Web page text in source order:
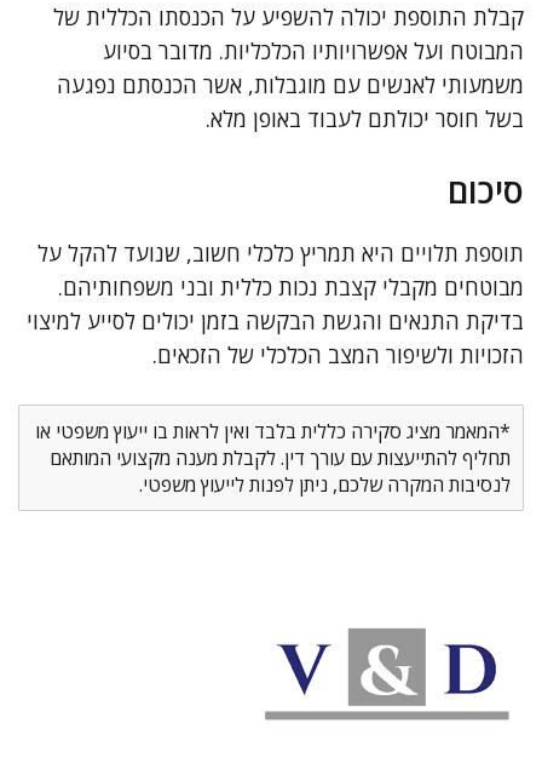
קבלת התוספת יכולה להשפיע על הכנסתו הכללית של
המבוטח ועל אפשרויותיו הכלכליות. מדובר בסיוע
משמעותי לאנשים עם מוגבלות, אשר הכנסתם נפגעה
בשל חוסר יכולתם לעבוד באופן מלא.
סיכום
תוספת תלויים היא תמריץ כלכלי חשוב, שנועד להקל על
מבוטחים מקבלי קצבת נכות כללית ובני משפחותיהם.
בדיקת התנאים והגשת הבקשה בזמן יכולים לסייע למיצוי
הזכויות ולשיפור המצב הכלכלי של הזכאים.
*המאמר מציג סקירה כללית בלבד ואין לראות בו ייעוץ משפטי או
תחליף להתייעצות עם עורך דין. לקבלת מענה מקצועי המותאם
לנסיבות המקרה שלכם, ניתן לפנות לייעוץ משפטי.